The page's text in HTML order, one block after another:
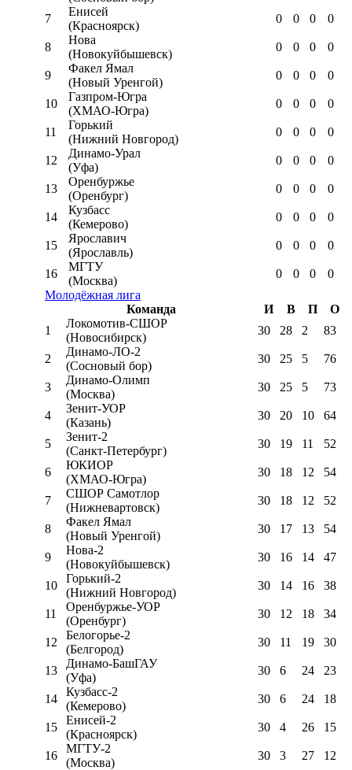
7
Енисей
(Красноярск)
0 0 0 0
8
Нова
(Новокуйбышевск)
0 0 0 0
9
Факел Ямал
(Новый Уренгой)
0 0 0 0
10
Газпром-Югра
(ХМАО-Югра)
0 0 0 0
11
Горький
(Нижний Новгород)
0 0 0 0
12
Динамо-Урал
(Уфа)
0 0 0 0
13
Оренбуржье
(Оренбург)
0 0 0 0
14
Кузбасс
(Кемерово)
0 0 0 0
15
Ярославич
(Ярославль)
0 0 0 0
16
МГТУ
(Москва)
0 0 0
0
Молодёжная лига
Команда
И В П
О
1
Локомотив-CШОР
(Новосибирск)
30 28 2 83
2
Динамо-ЛО-2
(Сосновый бор)
30 25 5 76
3
Динамо-Олимп
(Москва)
30 25 5 73
4
Зенит-УОР
(Казань)
30 20 10 64
5
Зенит-2
(Санкт-Петербург)
30 19 11 52
6
ЮКИОР
(ХМАО-Югра)
30 18 12 54
7
СШОР Самотлор
(Нижневартовск)
30 18 12 52
8
Факел Ямал
(Новый Уренгой)
30 17 13 54
9
Нова-2
(Новокуйбышевск)
30 16 14 47
10
Горький-2
(Нижний Новгород)
30 14 16 38
11
Оренбуржье-УОР
(Оренбург)
30 12 18 34
12
Белогорье-2
(Белгород)
30 11 19 30
13
Динамо-БашГАУ
(Уфа)
30 6 24 23
14
Кузбасс-2
(Кемерово)
30 6 24 18
15
Енисей-2
(Красноярск)
30 4 26 15
16
МГТУ-2
(Москва)
30 3 27 12